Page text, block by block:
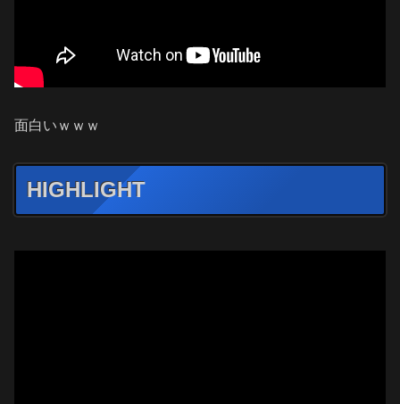
面白いｗｗｗ
HIGHLIGHT